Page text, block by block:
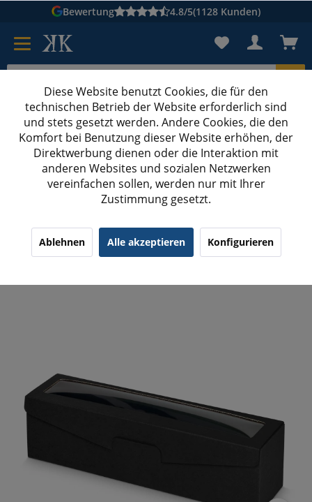
Bewertung 4.8/5(1128 Kunden)
Karton suchen
Kartons bedruckenKartons nach Maß
Wein-Geschenkbox mit Sichtfenster
380x95x90 mm 1er Präsentkarton mit Fenster
(9)4.33/5.00
Diese Website benutzt Cookies, die für den
technischen Betrieb der Website erforderlich sind
und stets gesetzt werden. Andere Cookies, die den
Komfort bei Benutzung dieser Website erhöhen, der
Direktwerbung dienen oder die Interaktion mit
anderen Websites und sozialen Netzwerken
vereinfachen sollen, werden nur mit Ihrer
Zustimmung gesetzt.
Ablehnen Alle akzeptieren Konfigurieren